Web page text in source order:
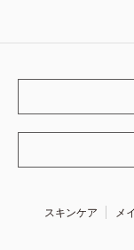
スキンケア メ